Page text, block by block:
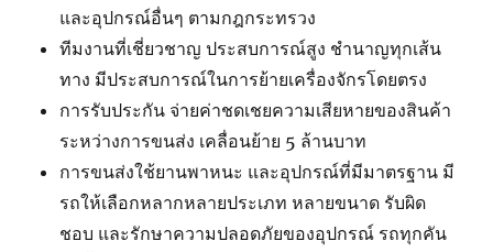
และอุปกรณ์อื่นๆ ตามกฎกระทรวง
ทีมงานที่เชี่ยวชาญ ประสบการณ์สูง ชำนาญทุกเส้น
ทาง มีประสบการณ์ในการย้ายเครื่องจักรโดยตรง
การรับประกัน จ่ายค่าชดเชยความเสียหายของสินค้า
ระหว่างการขนส่ง เคลื่อนย้าย 5 ล้านบาท
การขนส่งใช้ยานพาหนะ และอุปกรณ์ที่มีมาตรฐาน มี
รถให้เลือกหลากหลายประเภท หลายขนาด รับผิด
ชอบ และรักษาความปลอดภัยของอุปกรณ์ รถทุกคัน